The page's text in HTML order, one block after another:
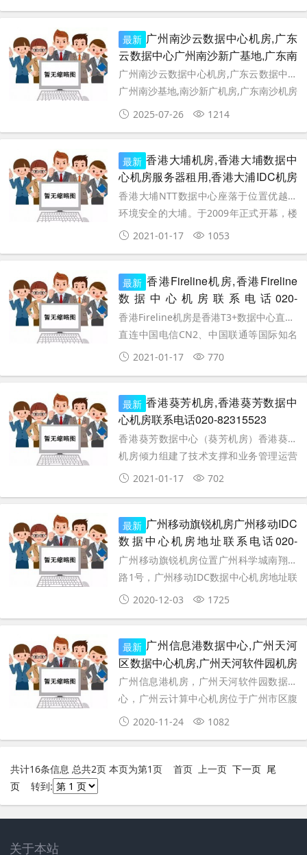
最新 广州南沙云数据中心机房,广东
云数据中心广州南沙新广基地,广东南
沙机房
广州南沙云数据中心机房,广东云数据中心
广州南沙基地,南沙新广机房,广东南沙机房
位于广州市南沙区腹地，是中国联通广东
2025-07-26 1214
最新 香港大埔机房,香港大埔数据中
心机房服务器租用,香港大浦IDC机房
联系电话020-82315523
香港大埔NTT数据中心座落于位置优越且
环境安全的大埔。于2009年正式开幕，楼
高7层，总面积达212,100平方尺。采用
2021-01-17 1053
最新 香港Fireline机房,香港Fireline
数据中心机房联系电话020-
82315523
香港Fireline机房是香港T3+数据中心直营,
直连中国电信CN2、中国联通等国际知名
郀I商,优质网络服务,第一手香港IDC资源。
2021-01-17 770
最新 香港葵芳机房,香港葵芳数据中
心机房联系电话020-82315523
香港葵芳数据中心（葵芳机房）香港葵芳
机房倾力组建了技术支撑和业务管理运营
团队，形成了"香港IDC数据中心"强大的支
2021-01-17 702
最新 广州移动旗锐机房广州移动IDC
数据中心机房地址联系电话020-
82315523
广州移动旗锐机房位置广州科学城南翔二
路1号，广州移动IDC数据中心机房地址联
系电话020-82315523，广州旗锐机房的产
2020-12-03 1725
最新 广州信息港数据中心,广州天河
区数据中心机房,广州天河软件园机房
服务器托管联系电话020-82315523
广州信息港机房，广州天河软件园数据中
心，广州云计算中心机房位于广州市区腹
地，天河软件园旁。国家商务部下属中国
2020-11-24 1082
共计16条信息 总共2页 本页为第1页 首页 上一页 下一页 尾
页 转到:
关于本站